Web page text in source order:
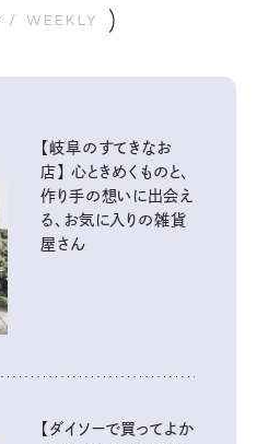
/ WEEKLY
【岐阜のすてきなお
店】 心ときめくものと、
作り手の想いに出会え
る、お気に入りの雑貨
屋さん
【ダイソーで買ってよか